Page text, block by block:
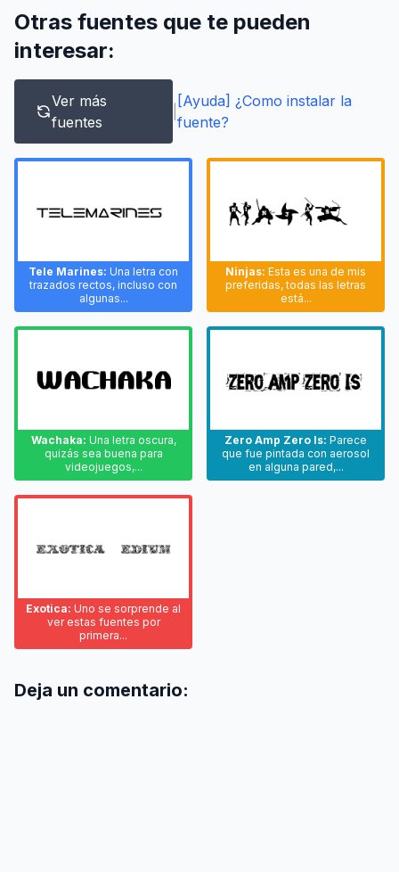
Otras fuentes que te pueden
interesar:
Ver más
fuentes
[Ayuda] ¿Como instalar la
fuente?
Tele Marines: Una letra con
trazados rectos, incluso con
algunas...
Ninjas: Esta es una de mis
preferidas, todas las letras
está...
Wachaka: Una letra oscura,
quizás sea buena para
videojuegos,...
Zero Amp Zero Is: Parece
que fue pintada con aerosol
en alguna pared,...
Exotica: Uno se sorprende al
ver estas fuentes por
primera...
Deja un comentario: